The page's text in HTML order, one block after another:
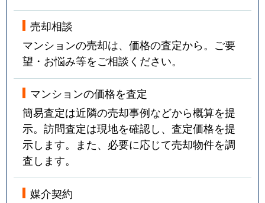
売却相談
マンションの売却は、価格の査定から。ご要
望・お悩み等をご相談ください。
マンションの価格を査定
簡易査定は近隣の売却事例などから概算を提
示。訪問査定は現地を確認し、査定価格を提
示します。また、必要に応じて売却物件を調
査します。
媒介契約